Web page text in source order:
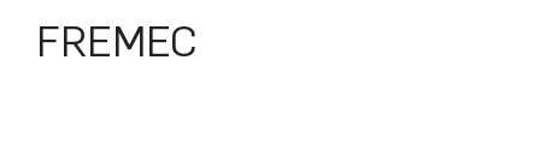
FREMEC